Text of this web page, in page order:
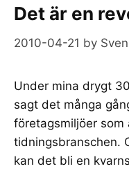
Det är en
2010-04-21 by
Under mina drygt
sagt det många
företagsmiljöer som
tidningsbranschen.
kan det bli en